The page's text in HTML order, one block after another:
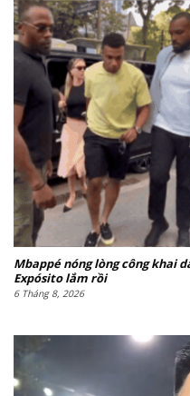
Mbappé nóng lòng công khai
Expósito lắm rồi
6 Tháng 8, 2026